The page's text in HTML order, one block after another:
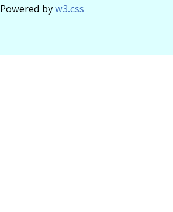
Powered byw3.css